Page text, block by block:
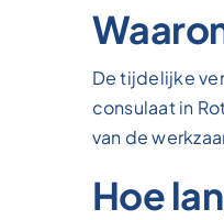
De tijdelijke
consulaat in
van de
Hoe